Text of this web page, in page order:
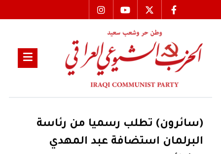
(سائرون) تطلب رسميا من رئاسة
البرلمان استضافة عبد المهدي